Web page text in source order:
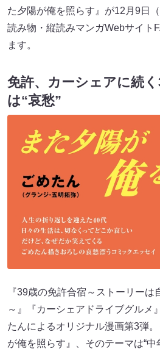
た夕陽が俺を照らす』が12月9日
読み物・縦読みマンガWebサイト
ます。
免許、カーシェアに続
は“哀愁”
『39歳の免許合宿～ストーリー
～』『カーシェアドライブグルメ
たんによるオリジナル漫画第3弾
が俺を照らす』、そのテーマは“中